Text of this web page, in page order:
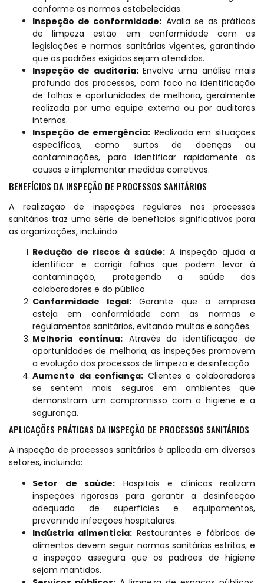
conforme as normas estabelecidas.
Inspeção de conformidade: Avalia se as práticas
de limpeza estão em conformidade com as
legislações e normas sanitárias vigentes, garantindo
que os padrões exigidos sejam atendidos.
Inspeção de auditoria:Envolve uma análise mais
profunda dos processos, com foco na identificação
de falhas e oportunidades de melhoria, geralmente
realizada por uma equipe externa ou por auditores
internos.
Inspeção de emergência: Realizada em situações
específicas, como surtos de doenças ou
contaminações, para identificar rapidamente as
causas e implementar medidas corretivas.
BENEFÍCIOS DA INSPEÇÃO DE PROCESSOS SANITÁRIOS
A realização de inspeções regulares nos processos
sanitários traz uma série de benefícios significativos para
as organizações, incluindo:
Redução de riscos à saúde:A inspeção ajuda a
identificar e corrigir falhas que podem levar à
contaminação, protegendo a saúde dos
colaboradores e do público.
Conformidade legal: Garante que a empresa
esteja em conformidade com as normas e
regulamentos sanitários, evitando multas e sanções.
Melhoria contínua:Através da identificação de
oportunidades de melhoria, as inspeções promovem
a evolução dos processos de limpeza e desinfecção.
Aumento da confiança: Clientes e colaboradores
se sentem mais seguros em ambientes que
demonstram um compromisso com a higiene e a
segurança.
APLICAÇÕES PRÁTICAS DA INSPEÇÃO DE PROCESSOS SANITÁRIOS
A inspeção de processos sanitários é aplicada em diversos
setores, incluindo:
Setor de saúde: Hospitais e clínicas realizam
inspeções rigorosas para garantir a desinfecção
adequada de superfícies e equipamentos,
prevenindo infecções hospitalares.
Indústria alimentícia: Restaurantes e fábricas de
alimentos devem seguir normas sanitárias estritas, e
a inspeção assegura que os padrões de higiene
sejam mantidos.